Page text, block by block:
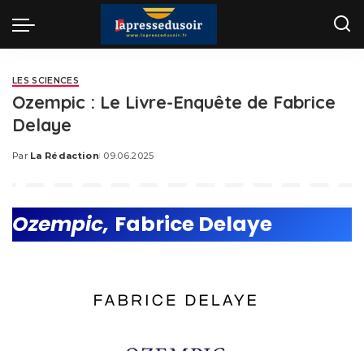
LES SCIENCES
Ozempic : Le Livre-Enquête de Fabrice
Delaye
Posted
Par La Rédaction 09.06.2025
Ozempic, Fabrice Delaye